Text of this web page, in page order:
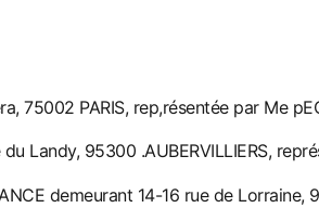
75002 PARIS, rep,résentée par Me
du Landy, 95300 .AUBERVILLIERS,
demeurant 14-16 rue de Lorraine,